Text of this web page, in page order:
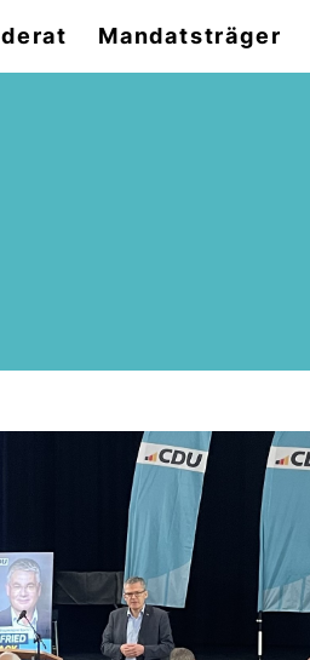
Mandatsträger